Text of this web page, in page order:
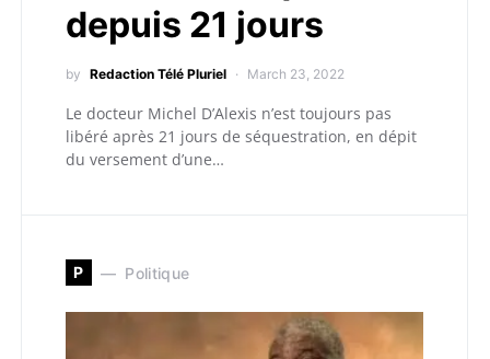
depuis 21 jours
by Redaction Télé Pluriel March 23, 2022
Le docteur Michel D’Alexis n’est toujours pas
libéré après 21 jours de séquestration, en dépit
du versement d’une…
P Politique